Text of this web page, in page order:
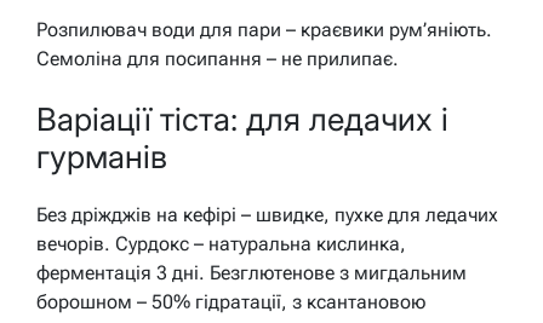
Розпилювач води для пари – краєвики рум’яніють.
Семоліна для посипання – не прилипає.
Варіації тіста: для ледачих і
гурманів
Без дріжджів на кефірі – швидке, пухке для ледачих
вечорів. Сурдокс – натуральна кислинка,
ферментація 3 дні. Безглютенове з мигдальним
борошном – 50% гідратації, з ксантановою